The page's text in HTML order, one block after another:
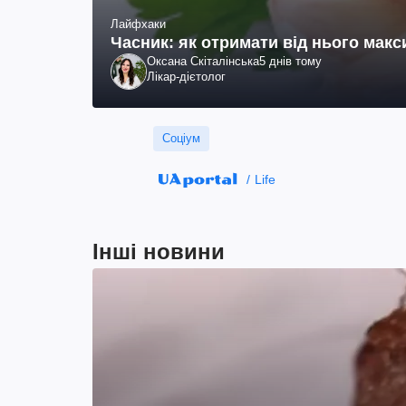
Лайфхаки
Часник: як отримати від нього
Оксана Скіталінська5 днів тому
Лікар-дієтолог
Соціум
Life
Інші новини